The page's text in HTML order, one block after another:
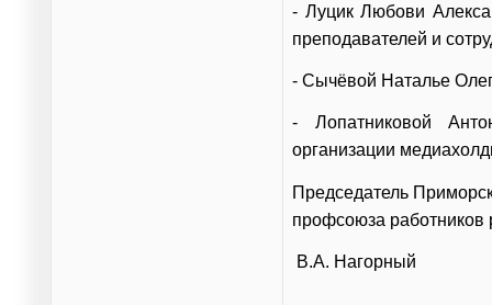
- Луцик Любови
преподавателей и
- Сычёвой Наталье
- Лопатниковой
организации
Председатель
профсоюза работников
В.А. Нагорный